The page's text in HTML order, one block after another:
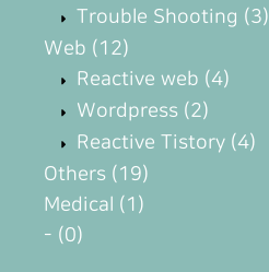
Trouble Shooting (3)
Web (12)
Reactive web (4)
Wordpress (2)
Reactive Tistory (4)
Others (19)
Medical (1)
- (0)